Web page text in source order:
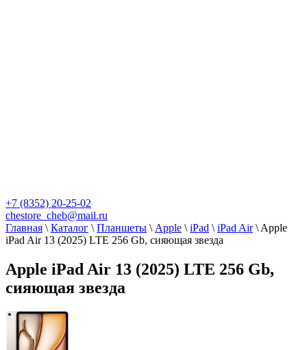
+7 (8352) 20-25-02
chestore_cheb@mail.ru
Главная \ Каталог \ Планшеты \ Apple \ iPad \ iPad Air\ Apple
iPad Air 13 (2025) LTE 256 Gb, сияющая звезда
Apple iPad Air 13 (2025) LTE 256 Gb,
сияющая звезда